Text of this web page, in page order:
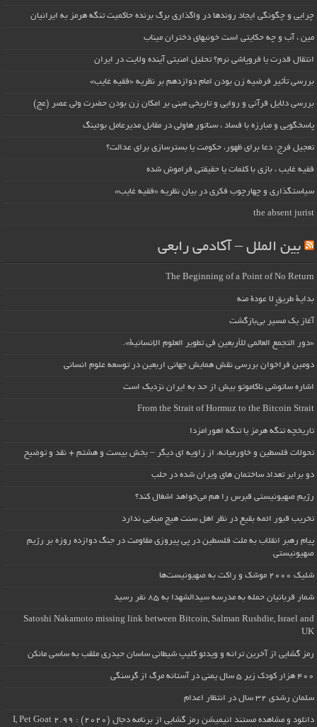
چرایی و چگونگی ایجاد روندها در واگذاری برگ برنده حاکمیت تنگه هرمز به ایرانیان
مین ، آب و چه حکایتی است خونبهای دختران میناب
انتقال قدرت یا فروپاشی نرم؟ تحلیل امنیتی آینده ولایت در ایران
بررسی تأثیر فرضیه زن بودن امام دوازدهم بر نظریه «فقیه غایب»
بررسی دلایل قرآنی و روایی و تاریخی مبنی بر امکان زن بودن حضرت ولی عصر (عج)
پاسخگویی و مبارزه با فساد ، سناتور هاولی در مقابل مدیرعامل بوئینگ
تعجیل فرج: دعا برای ظهور، حکومت یا بسترسازی برای عدالت؟
فقیه غایب ، بازی با کلمات یا حقیقتی فراموش شده
سیاستگذاری و چهارچوب فکری در بیان نظریه «فقیه غایب»
the absent jurist
بین الملل – آکادمی رابعی
The Beginning of a Point of No Return
بداية طريقٍ لا عودة منه
آغاز یک مسیر بی‌بازگشت
«دور التجمع العالمي للأربعين في تطوير العلوم الإنسانية».
دومین فراخوان بررسی نقش همایش جهانی اربعین در توسعه علوم انسانی
اشاره ساتوشی ناکاموتو بیش از حد به ایران نزدیک است
From the Strait of Hormuz to the Bitcoin Strait
تاریخچه تنگه هرمز یا تنگه اهورامزدا
تحولات فلسطین و خاورمیانه، از زاویه ای دیگر – بخش بیست و هشتم + نقد و توضیح
دو برابر تعداد ساختمان های ویران شده در حلب
رژیم صهیونیستی قبرس را هم می‌خواهد اشغال کند؟
تخریب قبور ائمه بقیع در نظر اهل سنت هیچ مبنایی ندارد
پیام رهبر انقلاب به ملت فلسطین در پی پیروزی مقاومت در جنگ دوازده روزه بر رژیم
صهیونیستی
شلیک ۲۰۰۰ موشک و راکت به صهیونیست‌ها
شمار قربانیان حمله به مدرسه سیدالشهدا به ۸۵ نفر رسید
Satoshi Nakamoto missing link between Bitcoin, Salman Rushdie, Israel and
UK
رمز گشایی از آخرین ترانه و ویدئو کلیپ شیطانی ساسان حیدری ملقب به ساسی مانکن
۴۰۰ هزار کودک زیر ۵ سال یمنی در آستانه مرگ از گرسنگی
سلمان رشدی ۳۲ سال در انتظار اعدام
دانلود و مشاهده مستند انیمیشن رمز گشایی از برنامه دجال (۲۰۲۰) : I, Pet Goat 2.99